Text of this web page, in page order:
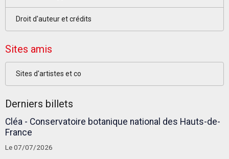
Droit d'auteur et crédits
Sites amis
Sites d'artistes et co
Derniers billets
Cléa - Conservatoire botanique national des Hauts-de-
France
Le 07/07/2026